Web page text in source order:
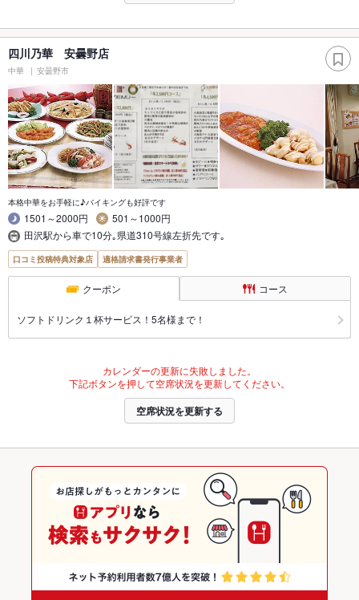
四川乃華 安曇野店
中華 安曇野市
本格中華をお手軽に♪バイキングも好評です
1501～2000円
501～1000円
田沢駅から車で10分｡県道310号線左折先です｡
口コミ投稿特典対象店 適格請求書発行事業者
クーポン コース
ソフトドリンク１杯サービス！5名様まで！
カレンダーの更新に失敗しました。
下記ボタンを押して空席状況を更新してください。
空席状況を更新する